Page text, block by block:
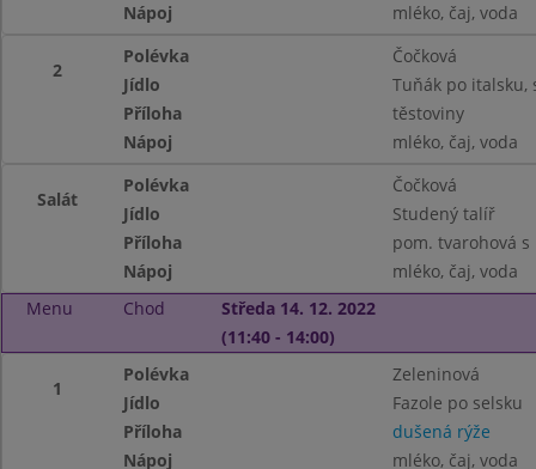
Nápoj
mléko, čaj, voda
2
Polévka
Čočková
Jídlo
Tuňák po italsku,
Příloha
těstoviny
Nápoj
mléko, čaj, voda
Salát
Polévka
Čočková
Jídlo
Studený talíř
Příloha
pom. tvarohová
Nápoj
mléko, čaj, voda
Menu
Chod
Středa 14. 12. 2022
(11:40 - 14:00)
1
Polévka
Zeleninová
Jídlo
Fazole po selsku
Příloha
dušená rýže
Nápoj
mléko, čaj, voda